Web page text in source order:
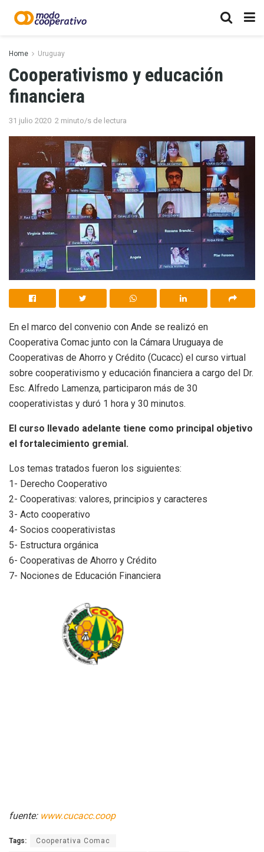
Home Uruguay
Cooperativismo y educación
financiera
31 julio 2020 2 minuto/s de lectura
En el marco del convenio con Ande se realizó en
Cooperativa Comac junto con la Cámara Uruguaya de
Cooperativas de Ahorro y Crédito (Cucacc) el curso virtual
sobre cooperativismo y educación financiera a cargo del Dr.
Esc. Alfredo Lamenza, participaron más de 30
cooperativistas y duró 1 hora y 30 minutos.
El curso llevado adelante tiene como principal objetivo
el fortalecimiento gremial.
Los temas tratados fueron los siguientes:
1- Derecho Cooperativo
2- Cooperativas: valores, principios y caracteres
3- Acto cooperativo
4- Socios cooperativistas
5- Estructura orgánica
6- Cooperativas de Ahorro y Crédito
7- Nociones de Educación Financiera
fuente: www.cucacc.coop
Tags: Cooperativa Comac